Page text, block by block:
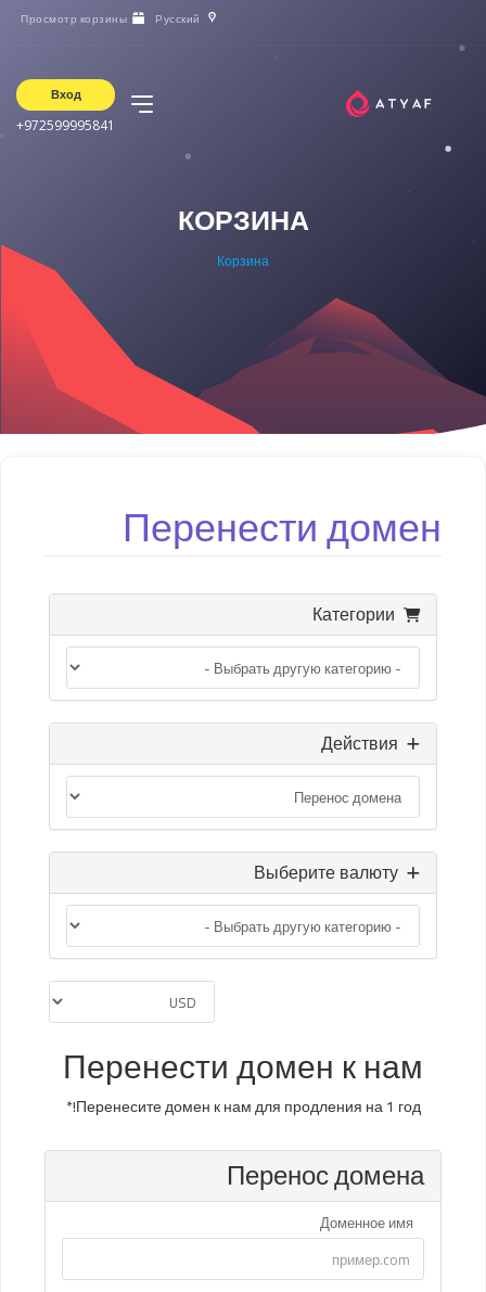
Русский
Просмотр корзины
Вход
+972599995841
КОРЗИНА
Корзина
Перенести домен
Перенести домен к нам
Перенесите домен к нам для продления на 1 год!*
Перенос домена
Доменное имя